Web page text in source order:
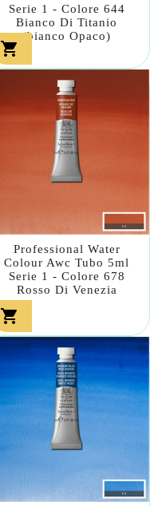
Serie 1 - Colore 644
Bianco Di Titanio
(bianco Opaco)

Professional Water
Colour Awc Tubo 5ml
Serie 1 - Colore 678
Rosso Di Venezia
